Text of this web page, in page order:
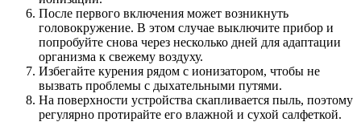
После первого включения может возникнуть
головокружение. В этом случае выключите прибор и
попробуйте снова через несколько дней для адаптации
организма к свежему воздуху.
Избегайте курения рядом с ионизатором, чтобы не
вызвать проблемы с дыхательными путями.
На поверхности устройства скапливается пыль, поэтому
регулярно протирайте его влажной и сухой салфеткой.